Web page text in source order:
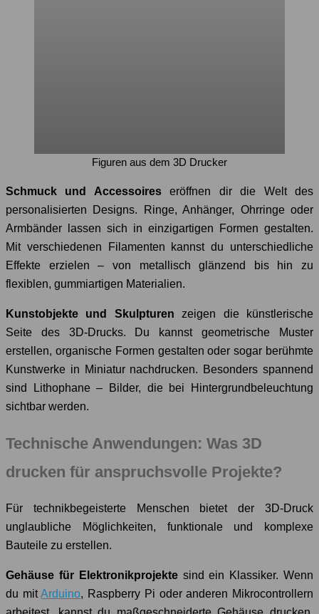
Figuren aus dem 3D Drucker
Schmuck und Accessoireseröffnen dir die Welt des
personalisierten Designs. Ringe, Anhänger, Ohrringe oder
Armbänder lassen sich in einzigartigen Formen gestalten.
Mit verschiedenen Filamenten kannst du unterschiedliche
Effekte erzielen – von metallisch glänzend bis hin zu
flexiblen, gummiartigen Materialien.
Kunstobjekte und Skulpturen zeigen die künstlerische
Seite des 3D-Drucks. Du kannst geometrische Muster
erstellen, organische Formen gestalten oder sogar berühmte
Kunstwerke in Miniatur nachdrucken. Besonders spannend
sind Lithophane – Bilder, die bei Hintergrundbeleuchtung
sichtbar werden.
Technische Anwendungen: Was 3D
drucken für anspruchsvolle Projekte?
Für technikbegeisterte Menschen bietet der 3D-Druck
unglaubliche Möglichkeiten, funktionale und komplexe
Bauteile zu erstellen.
Gehäuse für Elektronikprojektesind ein Klassiker. Wenn
du mitArduino, Raspberry Pi oder anderen Mikrocontrollern